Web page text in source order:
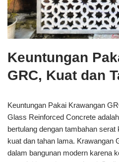
Keuntungan
GRC, Kuat dan
Keuntungan Pakai Krawangan
Glass Reinforced Concrete
bertulang dengan tambahan
kuat dan tahan lama. Krawangan
dalam bangunan modern karena